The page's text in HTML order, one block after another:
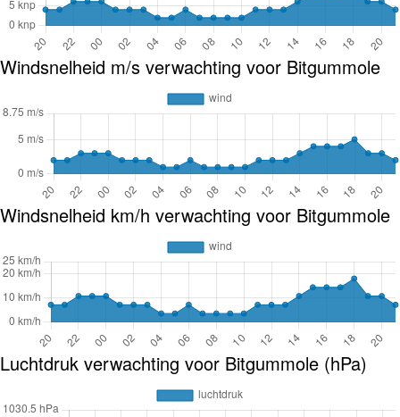
Windsnelheid m/s verwachting voor Bitgummole
Windsnelheid km/h verwachting voor Bitgummole
Luchtdruk verwachting voor Bitgummole (hPa)